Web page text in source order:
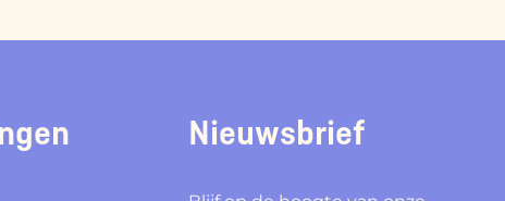
Nieuwsbrief